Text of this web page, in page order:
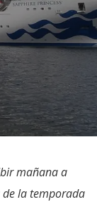
mañana a
de la temporada